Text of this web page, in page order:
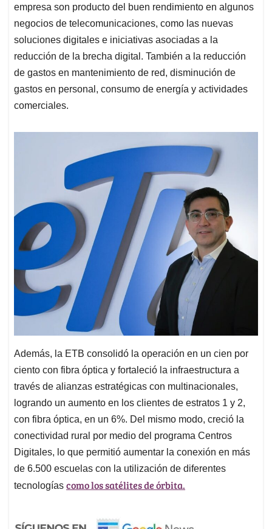
empresa son producto del buen rendimiento en algunos
negocios de telecomunicaciones, como las nuevas
soluciones digitales e iniciativas asociadas a la
reducción de la brecha digital. También a la reducción
de gastos en mantenimiento de red, disminución de
gastos en personal, consumo de energía y actividades
comerciales.
Además, la ETB consolidó la operación en un cien por
ciento con fibra óptica y fortaleció la infraestructura a
través de alianzas estratégicas con multinacionales,
logrando un aumento en los clientes de estratos 1 y 2,
con fibra óptica, en un 6%. Del mismo modo, creció la
conectividad rural por medio del programa Centros
Digitales, lo que permitió aumentar la conexión en más
de 6.500 escuelas con la utilización de diferentes
tecnologías como los satélites de órbita.